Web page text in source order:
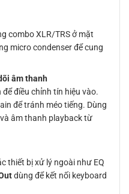
combo XLR/TRS ở mặt
micro condenser để cung
âm thanh
điều chỉnh tín hiệu vào.
để tránh méo tiếng. Dùng
âm thanh playback từ
thiết bị xử lý ngoài như EQ
dùng để kết nối keyboard